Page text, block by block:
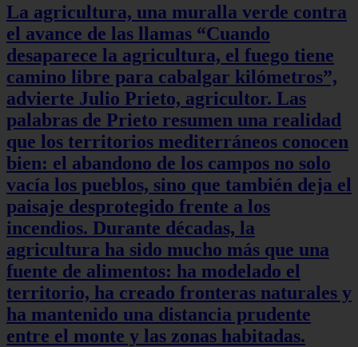
La agricultura, una muralla verde contra
el avance de las llamas “Cuando
desaparece la agricultura, el fuego tiene
camino libre para cabalgar kilómetros”,
advierte Julio Prieto, agricultor. Las
palabras de Prieto resumen una realidad
que los territorios mediterráneos conocen
bien: el abandono de los campos no solo
vacía los pueblos, sino que también deja el
paisaje desprotegido frente a los
incendios. Durante décadas, la
agricultura ha sido mucho más que una
fuente de alimentos: ha modelado el
territorio, ha creado fronteras naturales y
ha mantenido una distancia prudente
entre el monte y las zonas habitadas.